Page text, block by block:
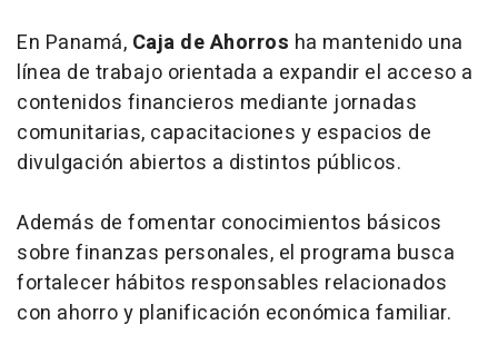
En Panamá, Caja de Ahorros ha mantenido una
línea de trabajo orientada a expandir el acceso a
contenidos financieros mediante jornadas
comunitarias, capacitaciones y espacios de
divulgación abiertos a distintos públicos.
Además de fomentar conocimientos básicos
sobre finanzas personales, el programa busca
fortalecer hábitos responsables relacionados
con ahorro y planificación económica familiar.